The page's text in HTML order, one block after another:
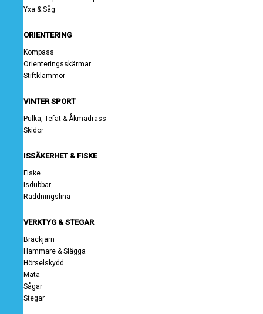
Yxa & Såg
ORIENTERING
Kompass
Orienteringsskärmar
Stiftklämmor
VINTER SPORT
Pulka, Tefat & Åkmadrass
Skidor
ISSÄKERHET & FISKE
Fiske
Isdubbar
Räddningslina
VERKTYG & STEGAR
Brackjärn
Hammare & Slägga
Hörselskydd
Mäta
Sågar
Stegar